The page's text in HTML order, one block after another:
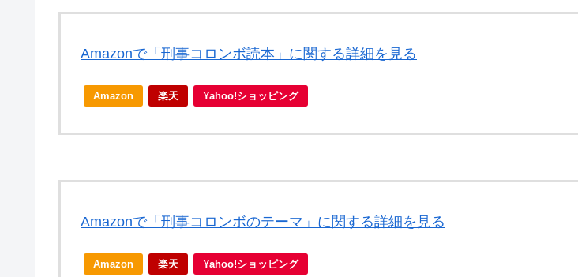
Amazonで「刑事コロンボ読本」に関する詳細を見る
Amazon 楽天 Yahoo!ショッピング
Amazonで「刑事コロンボのテーマ」に関する詳細を見る
Amazon 楽天 Yahoo!ショッピング